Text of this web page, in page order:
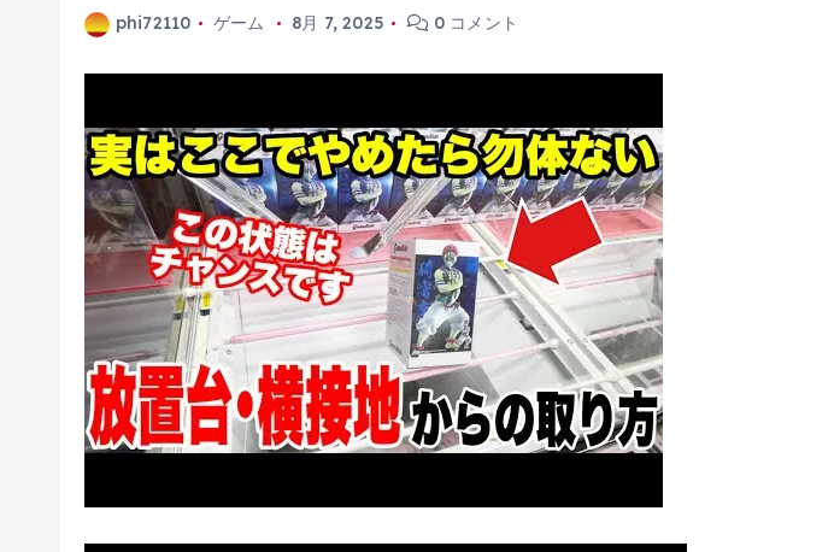
phi72110 ゲーム 8月 7, 2025 0 コメント